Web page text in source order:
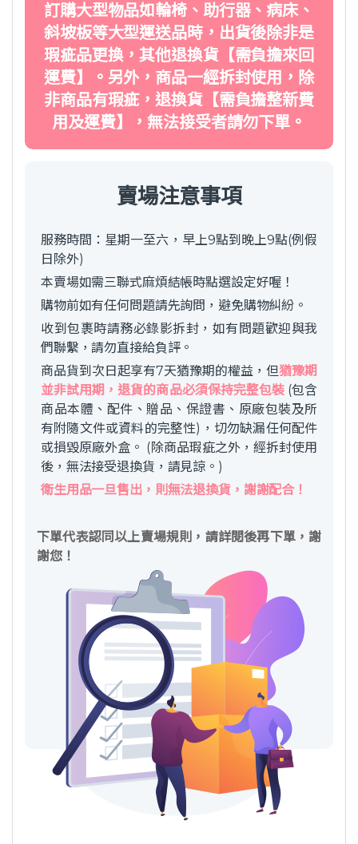
訂購大型物品如輪椅、助行器、病床、
斜坡板等大型運送品時，出貨後除非是
瑕疵品更換，其他退換貨【需負擔來回
運費】。另外，商品一經拆封使用，除
非商品有瑕疵，退換貨【需負擔整新費
用及運費】，無法接受者請勿下單。
賣場注意事項
服務時間：星期一至六，早上9點到晚上9點(例假
日除外)
本賣場如需三聯式麻煩結帳時點選設定好喔！
購物前如有任何問題請先詢問，避免購物糾紛。
收到包裹時請務必錄影拆封，如有問題歡迎與我
們聯繫，請勿直接給負評。
商品貨到次日起享有7天猶豫期的權益，但猶豫期
並非試用期，退貨的商品必須保持完整包裝(包含
商品本體、配件、贈品、保證書、原廠包裝及所
有附隨文件或資料的完整性)，切勿缺漏任何配件
或損毀原廠外盒。 (除商品瑕疵之外，經拆封使用
後，無法接受退換貨，請見諒。)
衛生用品一旦售出，則無法退換貨，謝謝配合！
下單代表認同以上賣場規則，請詳閱後再下單，謝
謝您！